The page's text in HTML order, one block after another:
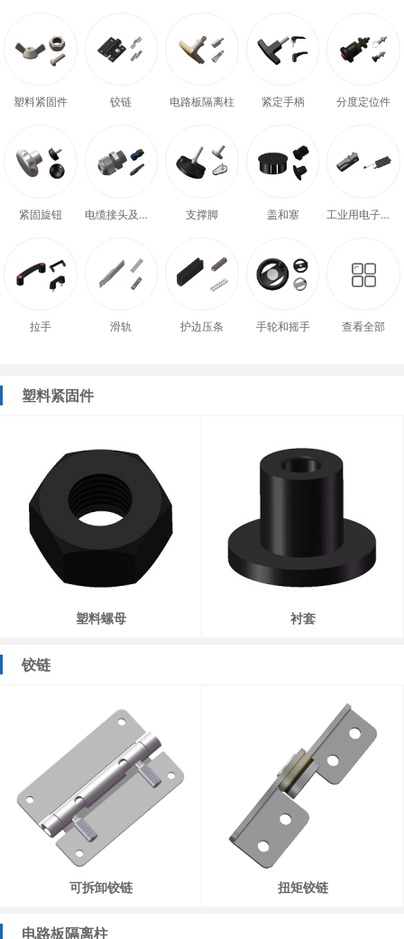
塑料紧固件 铰链 电路板隔离柱 紧定手柄 分度定位件
紧固旋钮 电缆接头及配件 支撑脚 盖和塞 工业用电子式门锁
拉手 滑轨 护边压条 手轮和摇手 查看全部
塑料紧固件
塑料螺母 衬套
铰链
可拆卸铰链 扭矩铰链
电路板隔离柱